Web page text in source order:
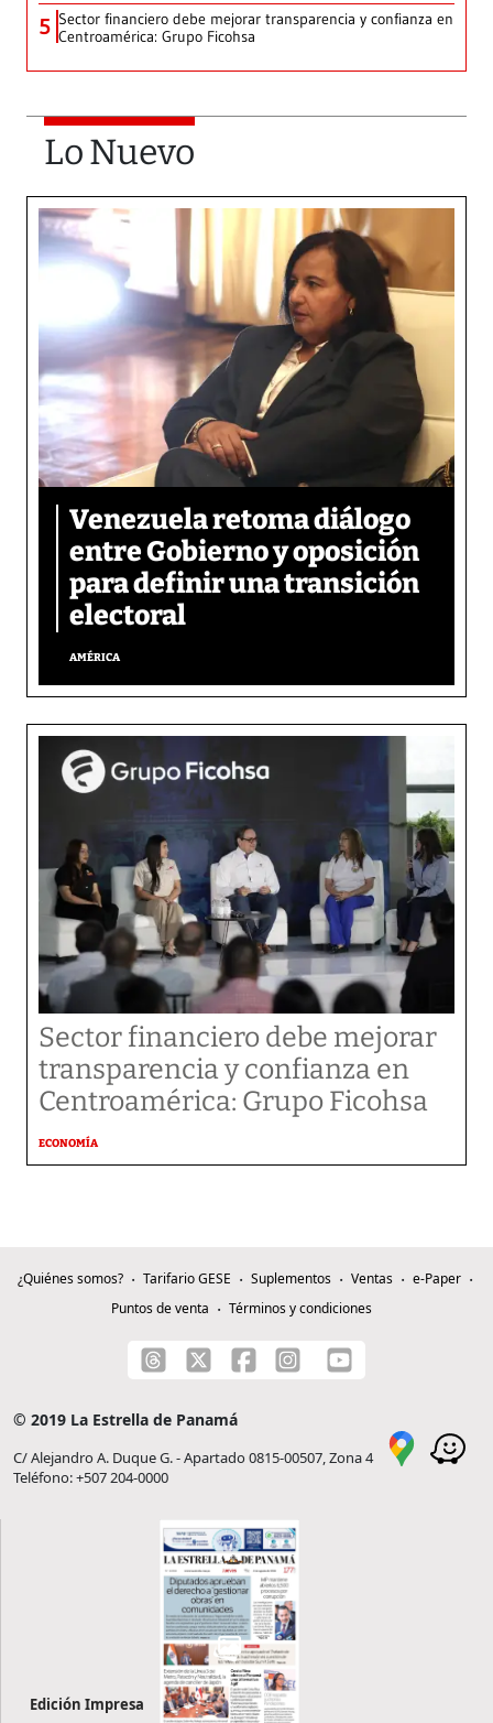
5 Sector financiero debe mejorar transparencia y confianza en
Centroamérica: Grupo Ficohsa
Lo Nuevo
Venezuela retoma diálogo
entre Gobierno y oposición
para definir una transición
electoral
AMÉRICA
Sector financiero debe mejorar
transparencia y confianza en
Centroamérica: Grupo Ficohsa
ECONOMÍA
¿Quiénes somos? Tarifario GESE Suplementos Ventas
e-Paper
Puntos de venta
Términos y condiciones
© 2019 La Estrella de Panamá
C/ Alejandro A. Duque G. - Apartado 0815-00507, Zona 4
Teléfono: +507 204-0000
Edición Impresa